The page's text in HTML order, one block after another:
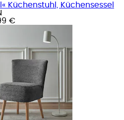
Küchenstuhl, Küchensessel
€